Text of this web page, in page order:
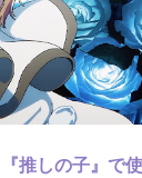
『推しの子』で